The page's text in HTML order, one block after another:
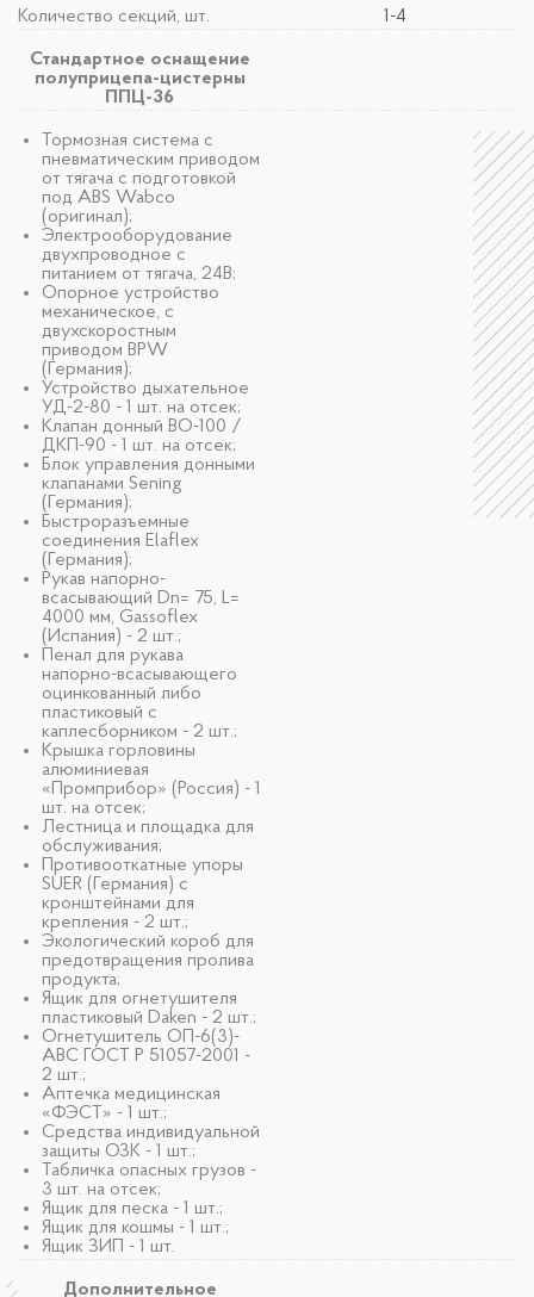
Количество секций, шт. 1-4
Стандартное оснащение
полуприцепа-цистерны
ППЦ-36
Тормозная система с
пневматическим приводом
от тягача с подготовкой
под ABS Wabco
(оригинал);
Электрооборудование
двухпроводное с
питанием от тягача, 24В;
Опорное устройство
механическое, с
двухскоростным
приводом BPW
(Германия);
Устройство дыхательное
УД-2-80 - 1 шт. на отсек;
Клапан донный ВО-100 /
ДКП-90 - 1 шт. на отсек;
Блок управления донными
клапанами Sening
(Германия);
Быстроразъемные
соединения Elaflex
(Германия);
Рукав напорно-
всасывающий Dn= 75, L=
4000 мм, Gassoflex
(Испания) - 2 шт.;
Пенал для рукава
напорно-всасывающего
оцинкованный либо
пластиковый с
каплесборником - 2 шт.;
Крышка горловины
алюминиевая
«Промприбор» (Россия) - 1
шт. на отсек;
Лестница и площадка для
обслуживания;
Противооткатные упоры
SUER (Германия) с
кронштейнами для
крепления - 2 шт.;
Экологический короб для
предотвращения пролива
продукта;
Ящик для огнетушителя
пластиковый Daken - 2 шт.;
Огнетушитель ОП-6(3)-
АВС ГОСТ Р 51057-2001 -
2 шт.;
Аптечка медицинская
«ФЭСТ» - 1 шт.;
Средства индивидуальной
защиты ОЗК - 1 шт.;
Табличка опасных грузов -
3 шт. на отсек;
Ящик для песка - 1 шт.;
Ящик для кошмы - 1 шт.;
Ящик ЗИП - 1 шт.
Дополнительное